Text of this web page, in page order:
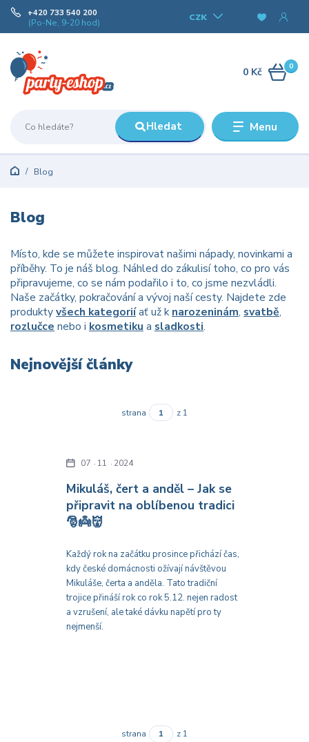
Menu
CZK
Hledat
+420 733 540 200
(Po-Ne, 9-20 hod)
0
0 Kč
Blog
Blog
Místo, kde se můžete inspirovat našimi nápady, novinkami a
příběhy. To je náš blog. Náhled do zákulisí toho, co pro vás
připravujeme, co se nám podařilo i to, co jsme nezvládli.
Naše začátky, pokračování a vývoj naší cesty. Najdete zde
produktyvšech kategoriíať už knarozeninám, svatbě,
rozlučce nebo i kosmetiku a sladkosti.
Nejnovější články
strana z 1
Mikuláš, čert a anděl – Jak se
připravit na oblíbenou tradici
🎅👼👹
07 11 2024
Každý rok na začátku prosince přichází čas,
kdy české domácnosti ožívají návštěvou
Mikuláše, čerta a anděla. Tato tradiční
trojice přináší rok co rok 5.12. nejen radost
a vzrušení, ale také dávku napětí pro ty
nejmenší.
strana z 1